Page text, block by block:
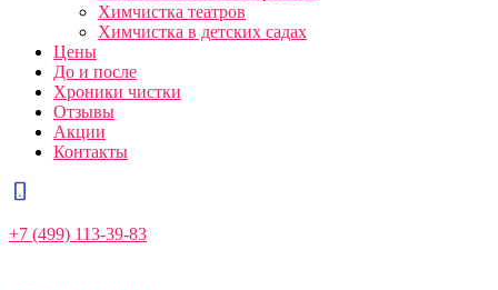
Химчистка театров
Химчистка в детских садах
Цены
До и после
Хроники чистки
Отзывы
Акции
Контакты
+7 (499) 113-39-83